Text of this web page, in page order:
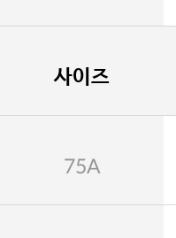
사이즈
75A